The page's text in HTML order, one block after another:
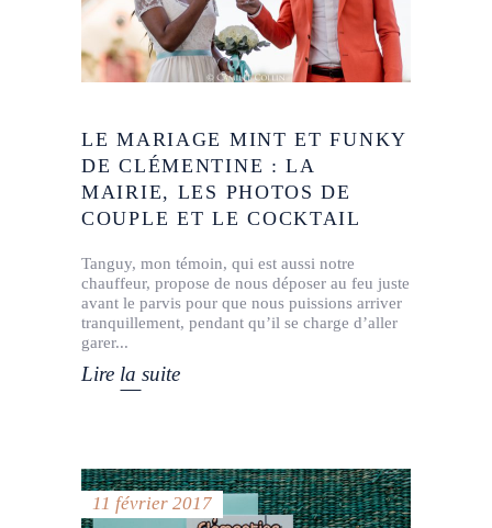
LE MARIAGE MINT ET FUNKY
DE CLÉMENTINE : LA
MAIRIE, LES PHOTOS DE
COUPLE ET LE COCKTAIL
Tanguy, mon témoin, qui est aussi notre
chauffeur, propose de nous déposer au feu juste
avant le parvis pour que nous puissions arriver
tranquillement, pendant qu’il se charge d’aller
garer
Lire la suite
11 février 2017